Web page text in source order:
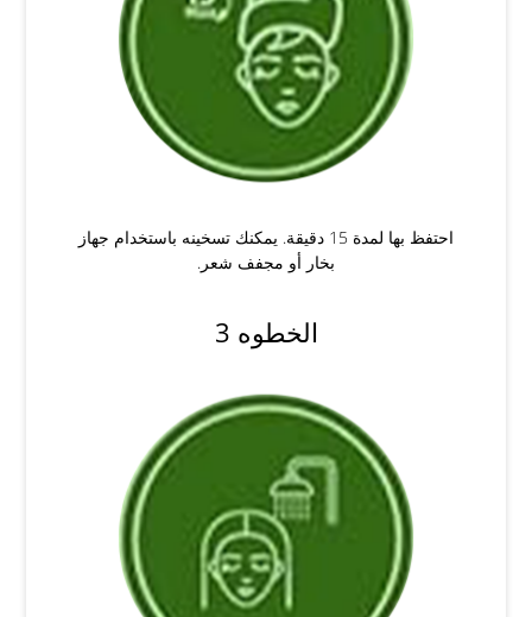
احتفظ بها لمدة 15 دقيقة. يمكنك تسخينه باستخدام جهاز
بخار أو مجفف شعر.
الخطوه 3